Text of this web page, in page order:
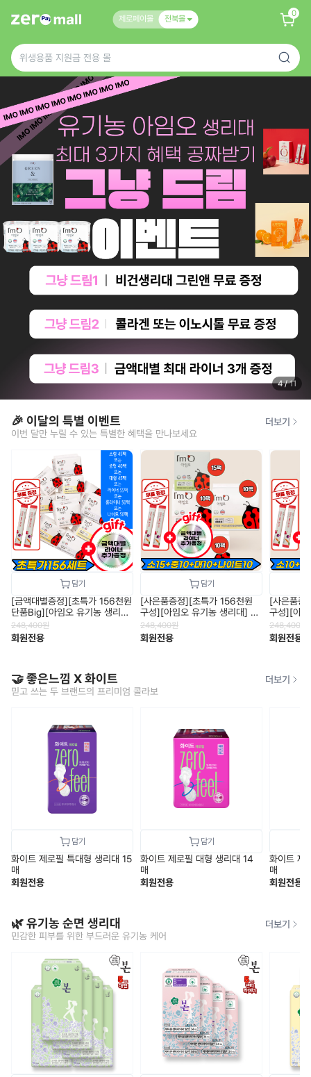
제로페이몰 전북몰
0
4/11
🎉 이달의 특별 이벤트
이번 달만 누릴 수 있는 특별한 혜택을 만나보세요
더보기
[금액대별증정][초특가 156천원
단품Big][아임오 유기농 생리
대] 소형 45개/중형 40개/대형
(10P) 45개/라이너(20P) 55
개/롱라이너
248,400원
회원전용
[사은품증정][초특가 156천원
구성][아임오 유기농 생리대] 소
형(12P) 15팩+중형(14P) 10팩
+대형(10P) 10팩+나이트(6P)
10팩
248,400원
회원전용
[사은품증
구성][아
형(12P)
+대형
10팩
248,400
회원전용
🤝 좋은느낌 X 화이트
믿고 쓰는 두 브랜드의 프리미엄 콜라보
더보기
화이트 제로필 특대형 생리대 15
매
회원전용
화이트 제로필 대형 생리대 14
매
회원전용
화이트 제
매
회원전용
🌿 유기농 순면 생리대
민감한 피부를 위한 부드러운 유기농 케어
더보기